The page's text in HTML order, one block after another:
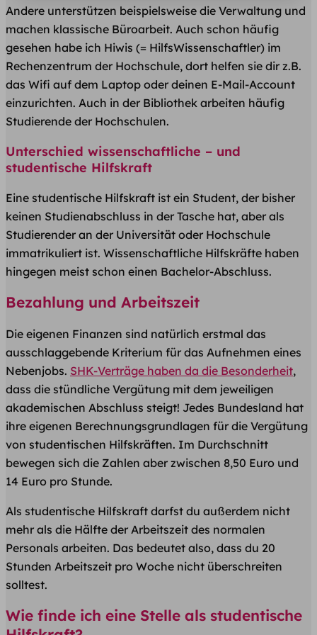
Andere unterstützen beispielsweise die Verwaltung und
machen klassische Büroarbeit. Auch schon häufig
gesehen habe ich Hiwis (= HilfsWissenschaftler) im
Rechenzentrum der Hochschule, dort helfen sie dir z.B.
das Wifi auf dem Laptop oder deinen E-Mail-Account
einzurichten. Auch in der Bibliothek arbeiten häufig
Studierende der Hochschulen.
Unterschied wissenschaftliche – und
studentische Hilfskraft
Eine studentische Hilfskraft ist ein Student, der bisher
keinen Studienabschluss in der Tasche hat, aber als
Studierender an der Universität oder Hochschule
immatrikuliert ist. Wissenschaftliche Hilfskräfte haben
hingegen meist schon einen Bachelor-Abschluss.
Bezahlung und Arbeitszeit
Die eigenen Finanzen sind natürlich erstmal das
ausschlaggebende Kriterium für das Aufnehmen eines
Nebenjobs. SHK-Verträge haben da die Besonderheit,
dass die stündliche Vergütung mit dem jeweiligen
akademischen Abschluss steigt! Jedes Bundesland hat
ihre eigenen Berechnungsgrundlagen für die Vergütung
von studentischen Hilfskräften. Im Durchschnitt
bewegen sich die Zahlen aber zwischen 8,50 Euro und
14 Euro pro Stunde.
Als studentische Hilfskraft darfst du außerdem nicht
mehr als die Hälfte der Arbeitszeit des normalen
Personals arbeiten. Das bedeutet also, dass du 20
Stunden Arbeitszeit pro Woche nicht überschreiten
solltest.
Wie finde ich eine Stelle als studentische